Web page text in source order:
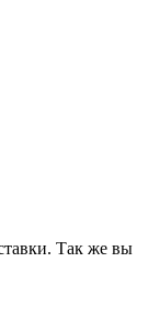
Так же вы